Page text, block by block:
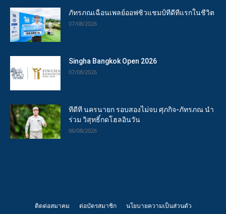
ภัทรภณเฉือนเพลย์ออฟซิวแชมป์ทีดีทีแรกในชีวิต
07/08/2026
Singha Bangkok Open 2026
07/08/2026
ทีดีที นครนายก รอบสองไม่จบ ศุภกิจ-ภัทรภณ นำ
ร่วม วิสุทธิ์กดโฮลอินวัน
06/08/2026
ติดต่อสมาคม ต่อบัตรสมาชิก นโยบายความเป็นส่วนตัว